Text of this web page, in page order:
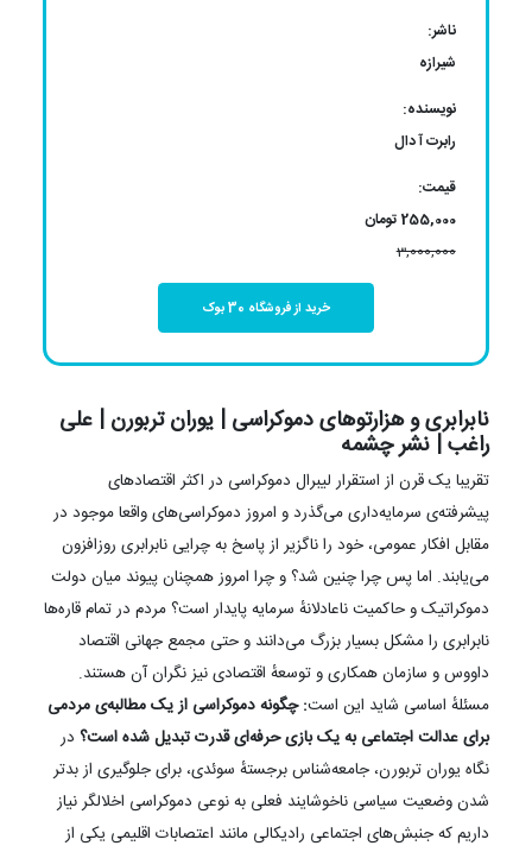
ناشر:
شیرازه
نویسنده:
رابرت آ دال
قیمت:
255,000 تومان
3,000,000
خرید از فروشگاه 30 بوک
نابرابری و هزارتوهای دموکراسی | یوران تربورن | علی
راغب | نشر چشمه
تقریبا یک قرن از استقرار لیبرال دموکراسی در اکثر اقتصادهای
پیشرفته‌ی سرمایه‌داری می‌گذرد و امروز دموکراسی‌های واقعا موجود در
مقابل افکار عمومی، خود را ناگزیر از پاسخ به چرایی نابرابری روزافزون
می‌یابند. اما پس چرا چنین شد؟ و چرا امروز همچنان پیوند میان دولت
دموکراتیک و حاکمیت ناعادلانه‌‌‌ٔ سرمایه پایدار است؟ مردم در تمام قاره‌ها
نابرابری را مشکل بسیار بزرگ می‌دانند و حتی مجمع جهانی اقتصاد
داووس و سازمان همکاری و توسعه‌ٔ اقتصادی نیز نگران آن هستند.
مسئله‌ٔ‌ اساسی شاید این است: چگونه دموکراسی از یک مطالبه‌ی مردمی
برای عدالت اجتماعی به یک بازی حرفه‌ای قدرت تبدیل شده است؟ در
نگاه یوران تربورن، جامعه‌شناس برجسته‌‌ٔ سوئدی، برای جلوگیری از بدتر
شدن وضعیت سیاسی ناخوشایند فعلی به نوعی دموکراسی اخلالگر نیاز
داریم که جنبش‌های اجتماعی رادیکالی مانند اعتصابات اقلیمی یکی از